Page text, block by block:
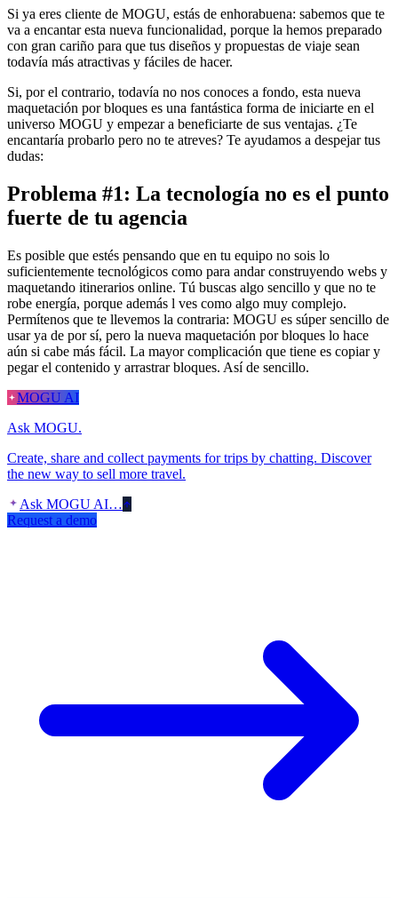
Si ya eres cliente de MOGU, estás de enhorabuena: sabemos que te
va a encantar esta nueva funcionalidad, porque la hemos preparado
con gran cariño para que tus diseños y propuestas de viaje sean
todavía más atractivas y fáciles de hacer.
Si, por el contrario, todavía no nos conoces a fondo, esta nueva
maquetación por bloques es una fantástica forma de iniciarte en el
universo MOGU y empezar a beneficiarte de sus ventajas. ¿Te
encantaría probarlo pero no te atreves? Te ayudamos a despejar tus
dudas:
Problema #1: La tecnología no es el punto
fuerte de tu agencia
Es posible que estés pensando que en tu equipo no sois lo
suficientemente tecnológicos como para andar construyendo webs y
maquetando itinerarios online. Tú buscas algo sencillo y que no te
robe energía, porque además l ves como algo muy complejo.
Permítenos que te llevemos la contraria: MOGU es súper sencillo de
usar ya de por sí, pero la nueva maquetación por bloques lo hace
aún si cabe más fácil. La mayor complicación que tiene es copiar y
pegar el contenido y arrastrar bloques. Así de sencillo.
MOGU AI
Ask MOGU.
Create, share and collect payments for trips by chatting. Discover
the new way to sell more travel.
Ask MOGU AI…
Request a demo